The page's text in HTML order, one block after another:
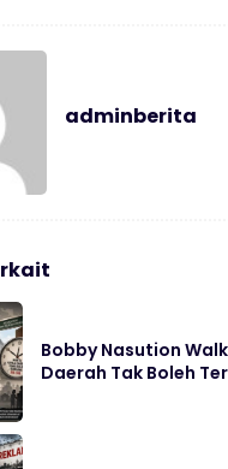
adminberita
Bobby Nasution
Daerah Tak Boleh